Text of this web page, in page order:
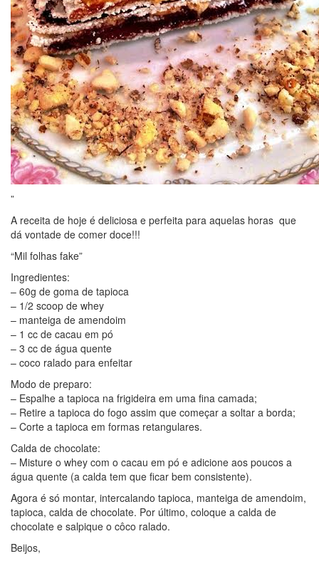
”
A receita de hoje é deliciosa e perfeita para aquelas horas que
dá vontade de comer doce!!!
“Mil folhas fake”
Ingredientes:
– 60g de goma de tapioca
– 1/2 scoop de whey
– manteiga de amendoim
– 1 cc de cacau em pó
– 3 cc de água quente
– coco ralado para enfeitar
Modo de preparo:
– Espalhe a tapioca na frigideira em uma fina camada;
– Retire a tapioca do fogo assim que começar a soltar a borda;
– Corte a tapioca em formas retangulares.
Calda de chocolate:
– Misture o whey com o cacau em pó e adicione aos poucos a
água quente (a calda tem que ficar bem consistente).
Agora é só montar, intercalando tapioca, manteiga de amendoim,
tapioca, calda de chocolate. Por último, coloque a calda de
chocolate e salpique o côco ralado.
Beijos,